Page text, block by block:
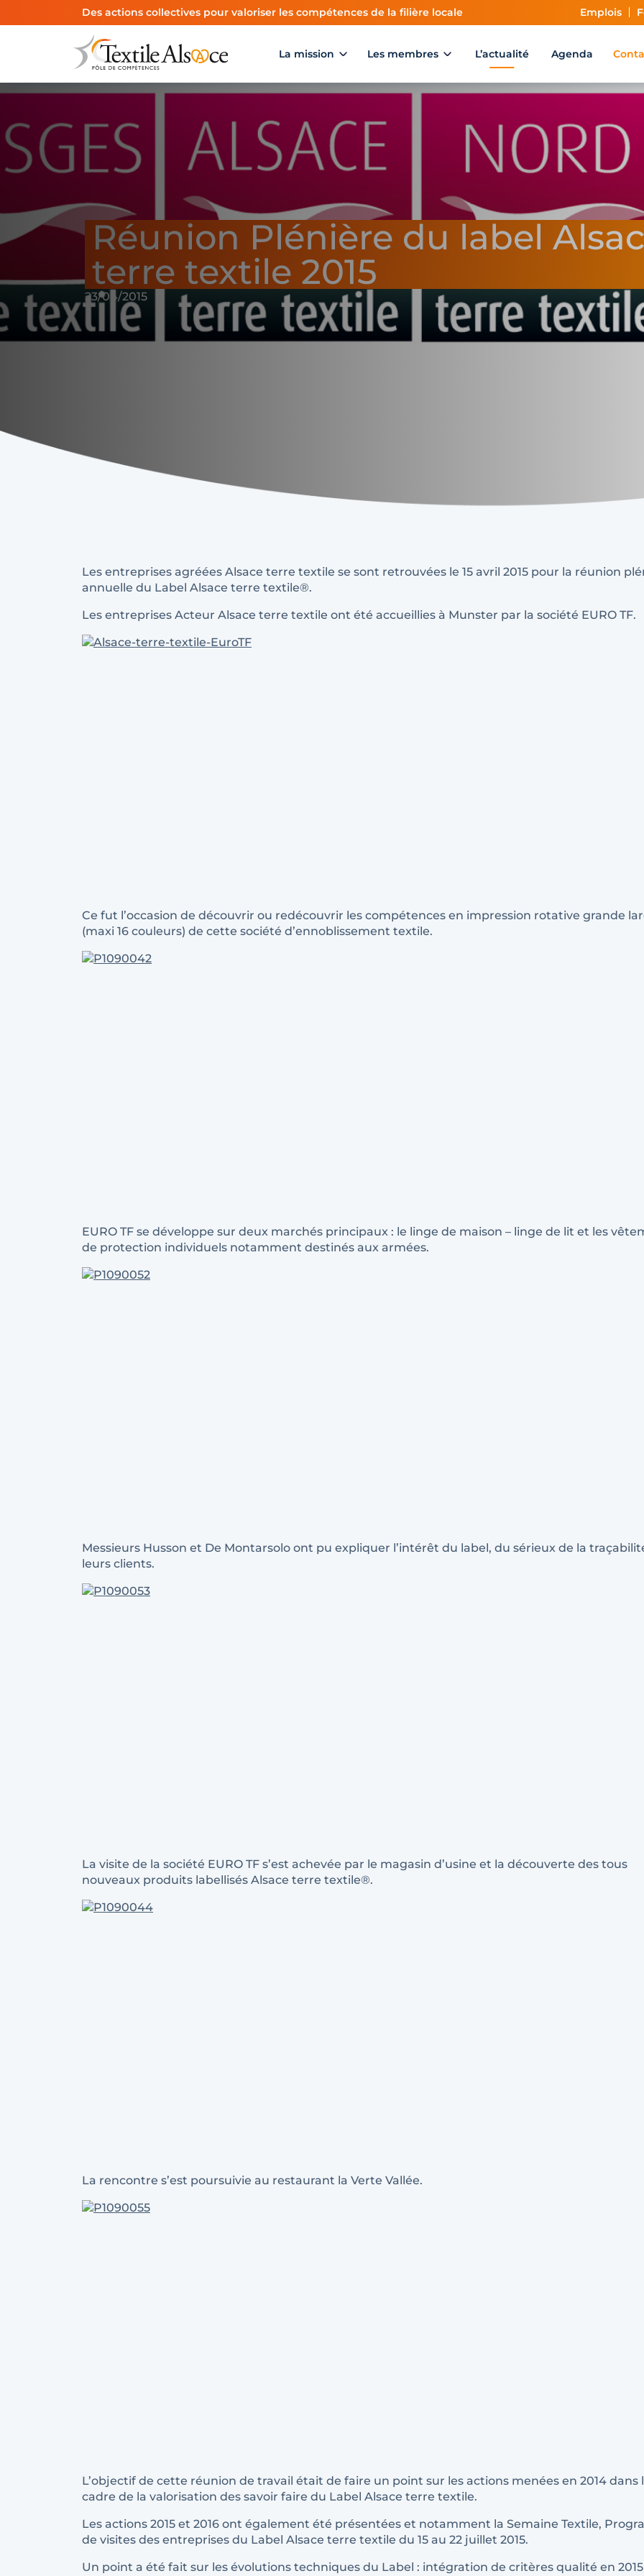
Des actions collectives pour valoriser les compétences de la filière locale Emplois
La mission Les membres L’actualité Agenda
Réunion Plénière du label
terre textile 2015
23/04/2015
Les entreprises agréées Alsace terre textile se sont retrouvées le 15 avril 2015 pour la réunion
annuelle du Label Alsace terre textile®.
Les entreprises Acteur Alsace terre textile ont été accueillies à Munster par la société EURO TF.
Ce fut l’occasion de découvrir ou redécouvrir les compétences en impression rotative grande
(maxi 16 couleurs) de cette société d’ennoblissement textile.
EURO TF se développe sur deux marchés principaux : le linge de maison – linge de lit et les
de protection individuels notamment destinés aux armées.
Messieurs Husson et De Montarsolo ont pu expliquer l’intérêt du label, du sérieux de la
leurs clients.
La visite de la société EURO TF s’est achevée par le magasin d’usine et la découverte des tous
nouveaux produits labellisés Alsace terre textile®.
La rencontre s’est poursuivie au restaurant la Verte Vallée.
L’objectif de cette réunion de travail était de faire un point sur les actions menées en 2014 dans
cadre de la valorisation des savoir faire du Label Alsace terre textile.
Les actions 2015 et 2016 ont également été présentées et notamment la Semaine Textile,
de visites des entreprises du Label Alsace terre textile du 15 au 22 juillet 2015.
Un point a été fait sur les évolutions techniques du Label : intégration de critères qualité en
Panneau de gestion des cookies